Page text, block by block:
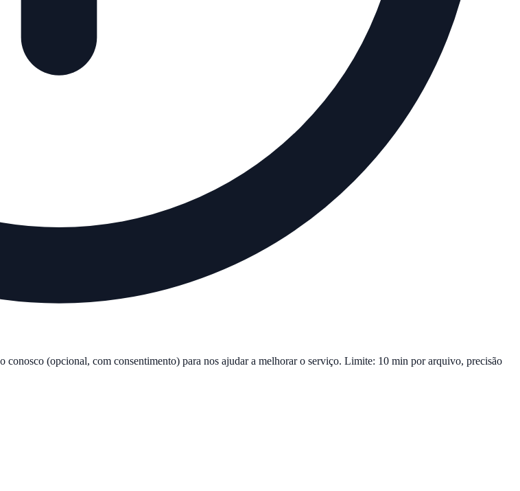
(opcional, com consentimento) para nos ajudar a melhorar o serviço. Limite: 10 min por arquivo, precisão